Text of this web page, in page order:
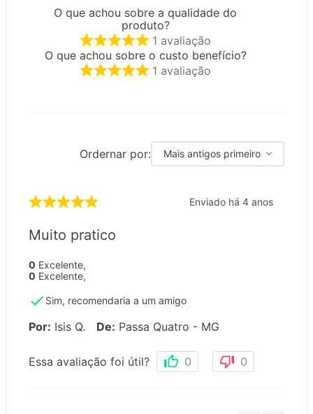
O que achou sobre a qualidade do
produto?
1 avaliação
O que achou sobre o custo benefício?
1 avaliação
Ordernar por: Mais antigos primeiro
Enviado há 4 anos
Muito pratico
0 Excelente,
0 Excelente,
Sim, recomendaria a um amigo
Por: Isis Q. De: Passa Quatro - MG
Essa avaliação foi útil? 0 0